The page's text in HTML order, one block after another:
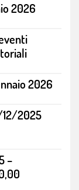
2026
2026
2025
–